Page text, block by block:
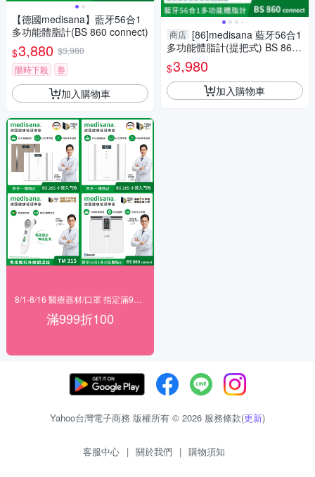
【德國medisana】藍牙56合1
多功能體脂計(BS 860 connect)
$3,880 $3,980
限時下殺
券
加入購物車
滿999折100
商店 [86]medisana 藍牙56合1
多功能體脂計(提把式) BS 860
connect(白)
$3,980
加入購物車
Yahoo台灣電子商務 版權所有 © 2026 服務條款(更新)
客服中心 | 關於我們 | 購物須知